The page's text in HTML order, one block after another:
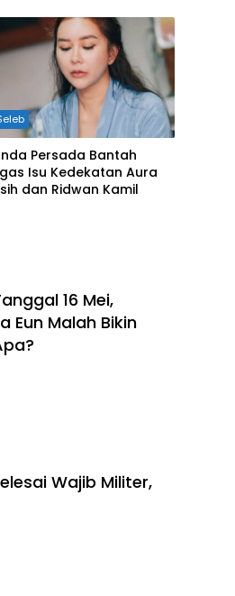
Persada Bantah
Isu Kedekatan Aura
dan Ridwan Kamil
16 Mei,
Eun Malah Bikin
Wajib Militer,